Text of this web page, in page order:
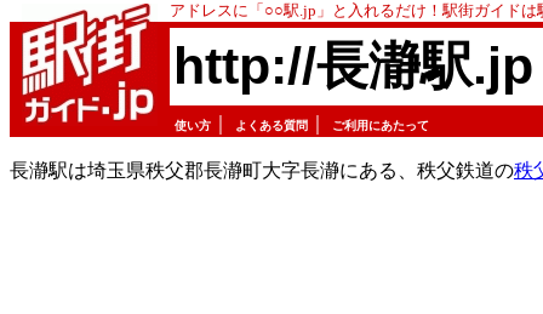
アドレスに「○○駅.jp」と入れるだけ！駅街ガイド
http://長瀞駅.jp
使い方 よくある質問 ご利用にあたって
長瀞駅は埼玉県秩父郡長瀞町大字長瀞にある、秩父鉄道の秩